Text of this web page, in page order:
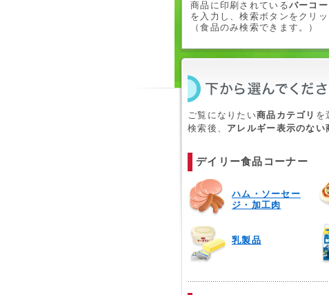
商品に印刷されているバーコ
を入力し、検索ボタンをクリッ
（食品のみ検索できます。）
ご覧になりたい商品カテゴリ を
検索後、 アレルギー表示のない
デイリー食品コーナー
ハム・ソーセー
ジ・加工肉
乳製品